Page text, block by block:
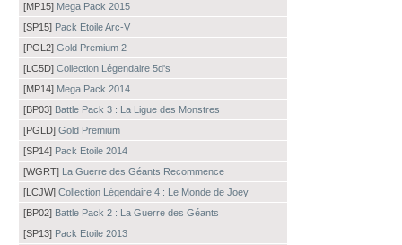
[MP15] Mega Pack 2015
[SP15] Pack Etoile Arc-V
[PGL2] Gold Premium 2
[LC5D] Collection Légendaire 5d's
[MP14] Mega Pack 2014
[BP03] Battle Pack 3 : La Ligue des Monstres
[PGLD] Gold Premium
[SP14] Pack Etoile 2014
[WGRT] La Guerre des Géants Recommence
[LCJW] Collection Légendaire 4 : Le Monde de Joey
[BP02] Battle Pack 2 : La Guerre des Géants
[SP13] Pack Etoile 2013